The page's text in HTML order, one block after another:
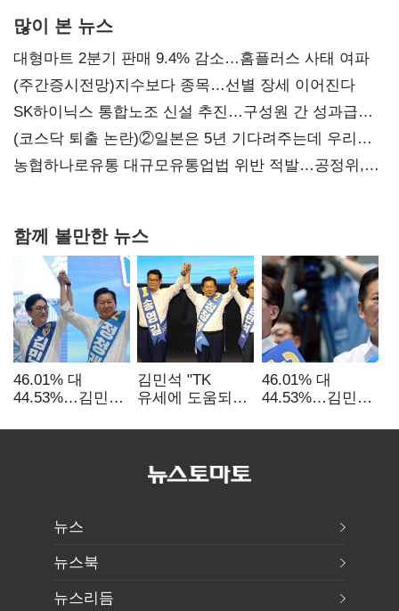
많이 본 뉴스
대형마트 2분기 판매 9.4% 감소…홈플러스 사태 여파
(주간증시전망)지수보다 종목…선별 장세 이어진다
SK하이닉스 통합노조 신설 추진…구성원 간 성과급
불만 확산
(코스닥 퇴출 논란)②일본은 5년 기다려주는데 우리는
당장 퇴출?…시간만으론 부족한 코스닥 구하기
농협하나로유통 대규모유통업법 위반 적발…공정위,
함께 볼만한 뉴스
46.01% 대
44.53%…김민석·
'초박빙'(종합
김민석 "TK
유세에 도움되는
"벌써 대표된 양
46.01% 대
44.53%…김민석·
'초박빙'(종합)
뉴스
뉴스북
뉴스리듬